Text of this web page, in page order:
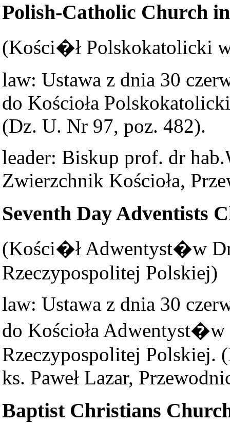
Polish-Catholic Church
(Kości�ł Polskokatolicki
law: Ustawa z dnia 30
do Kościoła
(Dz. U. Nr 97, poz. 482).
leader: Biskup prof. dr
Zwierzchnik Kościoła,
Seventh Day Adventists
(Kości�ł Adwentyst�w
Rzeczypospolitej Polskiej)
law: Ustawa z dnia 30
do Kościoła
Rzeczypospolitej Polskiej.
ks. Paweł Lazar,
Baptist Christians